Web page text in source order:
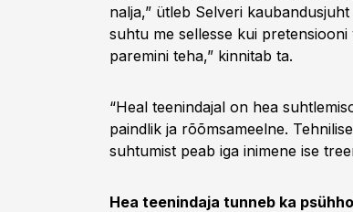
nalja,” ütleb Selveri kaubandusjuht
suhtu me sellesse kui
paremini teha,” kinnitab ta.
“Heal teenindajal on hea
paindlik ja rõõmsameelne.
suhtumist peab iga inimene ise
Hea teenindaja tunneb ka